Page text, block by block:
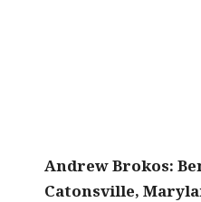
Andrew Brokos:
Catonsville,